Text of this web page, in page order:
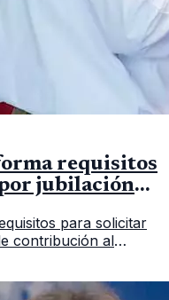
requisitos
jubilación
para solicitar
contribución al